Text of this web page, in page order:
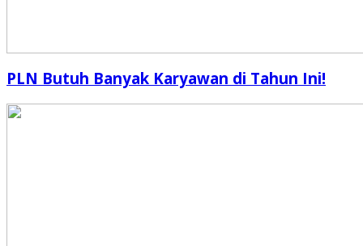
PLN Butuh Banyak Karyawan di Tahun Ini!